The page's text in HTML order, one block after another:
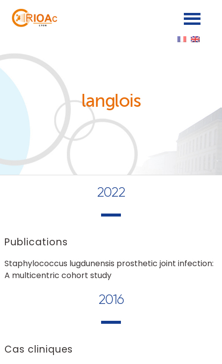
langlois
2022
Publications
Staphylococcus lugdunensis prosthetic joint infection:
A multicentric cohort study
2016
Cas cliniques
Cookies management panel